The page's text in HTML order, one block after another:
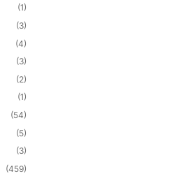
(1)
(3)
(4)
(3)
(2)
(1)
(54)
(5)
(3)
(459)